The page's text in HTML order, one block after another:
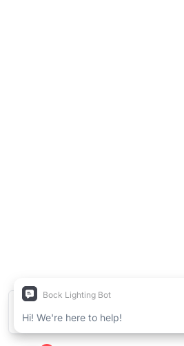
We use cookies for analytics and ads.
Manage Reject